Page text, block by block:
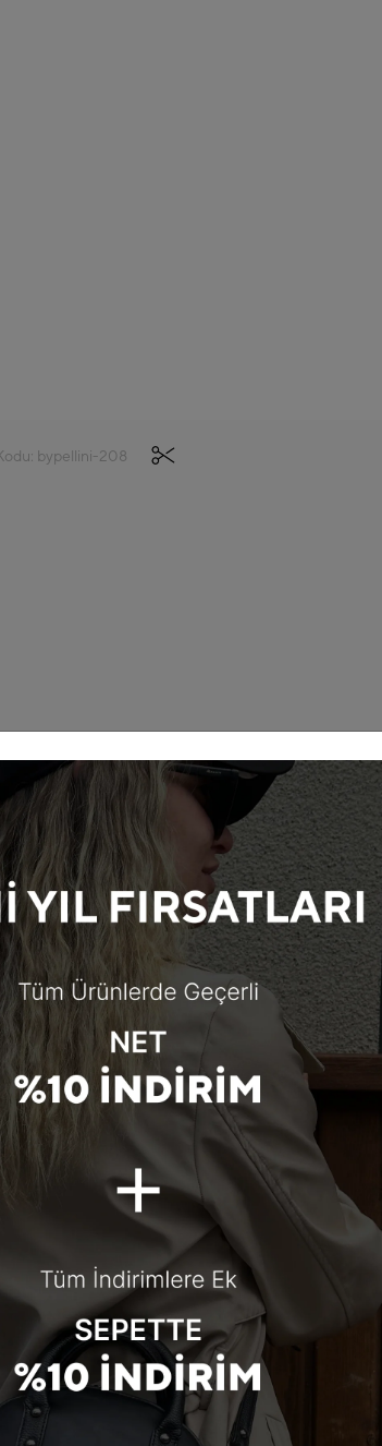
bypellini-208
1.
sunar. Küçük ve
kapatma sistemi
sağlayacak
ve günlük
seçeneği ile hem
Suni deri dokusu,
sağlar.
konfor
bir araya
temizleyin ve
görünümünü
dayanıklılığını
ÜRÜNE BENZER ÜRÜNLER